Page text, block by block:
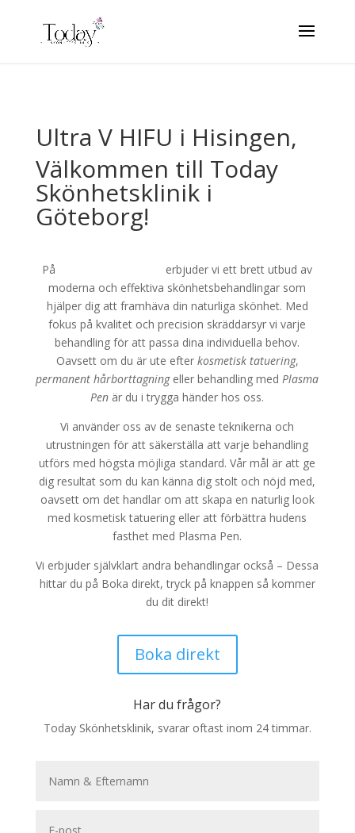
Ultra V HIFU i Hisingen,
Välkommen till Today
Skönhetsklinik i
Göteborg!
På
erbjuder vi ett brett utbud av
moderna och effektiva skönhetsbehandlingar som
hjälper dig att framhäva din naturliga skönhet. Med
fokus på kvalitet och precision skräddarsyr vi varje
behandling för att passa dina individuella behov.
Oavsett om du är ute efter kosmetisk tatuering,
permanent hårborttagningeller behandling medPlasma
Pen är du i trygga händer hos oss.
Vi använder oss av de senaste teknikerna och
utrustningen för att säkerställa att varje behandling
utförs med högsta möjliga standard. Vår mål är att ge
dig resultat som du kan känna dig stolt och nöjd med,
oavsett om det handlar om att skapa en naturlig look
med kosmetisk tatuering eller att förbättra hudens
fasthet med Plasma Pen.
Vi erbjuder självklart andra behandlingar också – Dessa
hittar du på Boka direkt, tryck på knappen så kommer
du dit direkt!
Boka direkt
Har du frågor?
Today Skönhetsklinik, svarar oftast inom 24 timmar.